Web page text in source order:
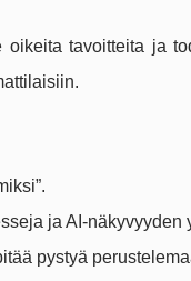
tavoitteita ja
ja AI-näkyvyyden
pystyä